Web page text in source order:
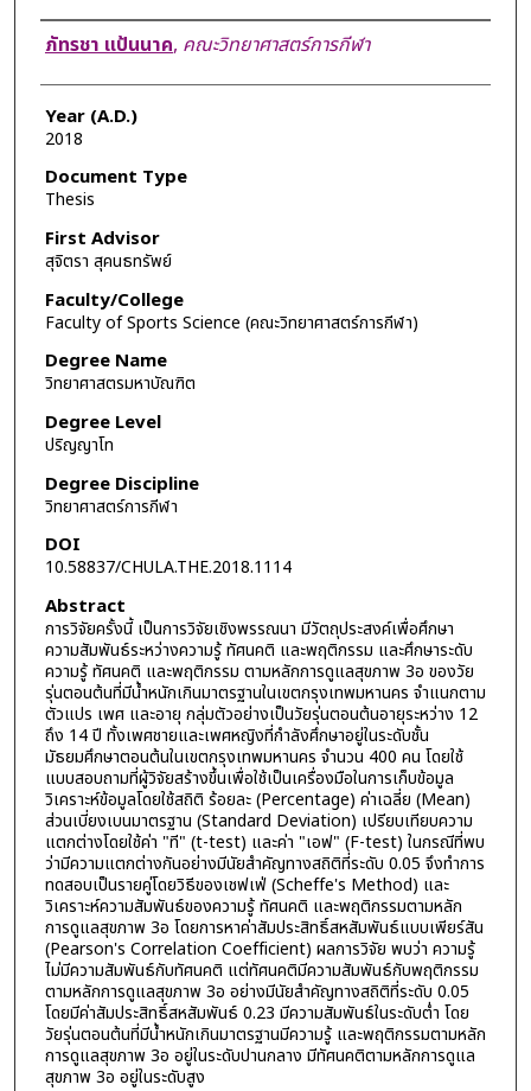
Author
ภัทรชา แป้นนาค, คณะวิทยาศาสตร์การกีฬา
Year (A.D.)
2018
Document Type
Thesis
First Advisor
สุจิตรา สุคนธทรัพย์
Faculty/College
Faculty of Sports Science (คณะวิทยาศาสตร์การกีฬา)
Degree Name
วิทยาศาสตรมหาบัณฑิต
Degree Level
ปริญญาโท
Degree Discipline
วิทยาศาสตร์การกีฬา
DOI
10.58837/CHULA.THE.2018.1114
Abstract
การวิจัยครั้งนี้ เป็นการวิจัยเชิงพรรณนา มีวัตถุประสงค์เพื่อศึกษา
ความสัมพันธ์ระหว่างความรู้ ทัศนคติ และพฤติกรรม และศึกษาระดับ
ความรู้ ทัศนคติ และพฤติกรรม ตามหลักการดูแลสุขภาพ 3อ ของวัย
รุ่นตอนต้นที่มีน้ำหนักเกินมาตรฐานในเขตกรุงเทพมหานคร จำแนกตาม
ตัวแปร เพศ และอายุ กลุ่มตัวอย่างเป็นวัยรุ่นตอนต้นอายุระหว่าง 12
ถึง 14 ปี ทั้งเพศชายและเพศหญิงที่กำลังศึกษาอยู่ในระดับชั้น
มัธยมศึกษาตอนต้นในเขตกรุงเทพมหานคร จำนวน 400 คน โดยใช้
แบบสอบถามที่ผู้วิจัยสร้างขึ้นเพื่อใช้เป็นเครื่องมือในการเก็บข้อมูล
วิเคราะห์ข้อมูลโดยใช้สถิติ ร้อยละ (Percentage) ค่าเฉลี่ย (Mean)
ส่วนเบี่ยงเบนมาตรฐาน (Standard Deviation) เปรียบเทียบความ
แตกต่างโดยใช้ค่า "ที" (t-test) และค่า "เอฟ" (F-test) ในกรณีที่พบ
ว่ามีความแตกต่างกันอย่างมีนัยสำคัญทางสถิติที่ระดับ 0.05 จึงทำการ
ทดสอบเป็นรายคู่โดยวิธีของเชฟเฟ่ (Scheffe's Method) และ
วิเคราะห์ความสัมพันธ์ของความรู้ ทัศนคติ และพฤติกรรมตามหลัก
การดูแลสุขภาพ 3อ โดยการหาค่าสัมประสิทธิ์สหสัมพันธ์แบบเพียร์สัน
(Pearson's Correlation Coefficient) ผลการวิจัย พบว่า ความรู้
ไม่มีความสัมพันธ์กับทัศนคติ แต่ทัศนคติมีความสัมพันธ์กับพฤติกรรม
ตามหลักการดูแลสุขภาพ 3อ อย่างมีนัยสำคัญทางสถิติที่ระดับ 0.05
โดยมีค่าสัมประสิทธิ์สหสัมพันธ์ 0.23 มีความสัมพันธ์ในระดับต่ำ โดย
วัยรุ่นตอนต้นที่มีน้ำหนักเกินมาตรฐานมีความรู้ และพฤติกรรมตามหลัก
การดูแลสุขภาพ 3อ อยู่ในระดับปานกลาง มีทัศนคติตามหลักการดูแล
สุขภาพ 3อ อยู่ในระดับสูง